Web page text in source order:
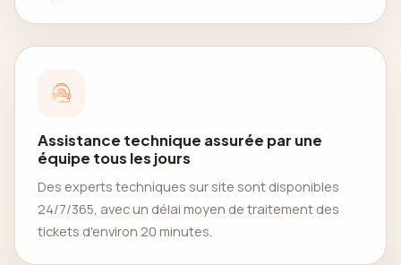
Assistance technique assurée par une
équipe tous les jours
Des experts techniques sur site sont disponibles
24/7/365, avec un délai moyen de traitement des
tickets d'environ 20 minutes.